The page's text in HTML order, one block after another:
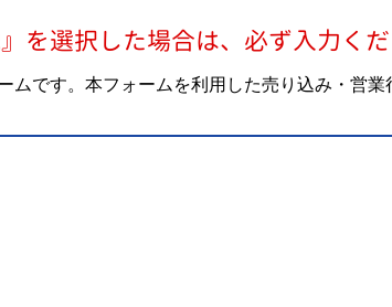
を選択した場合は、必ず入力くだ
です。本フォームを利用した売り込み・営業